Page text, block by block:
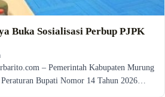
Buka Sosialisasi Perbup PJPK
– Pemerintah Kabupaten Murung
Bupati Nomor 14 Tahun 2026…